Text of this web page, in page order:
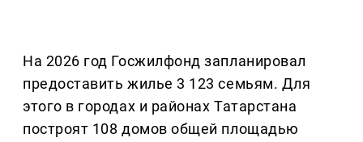
На 2026 год Госжилфонд запланировал
предоставить жилье 3 123 семьям. Для
этого в городах и районах Татарстана
построят 108 домов общей площадью